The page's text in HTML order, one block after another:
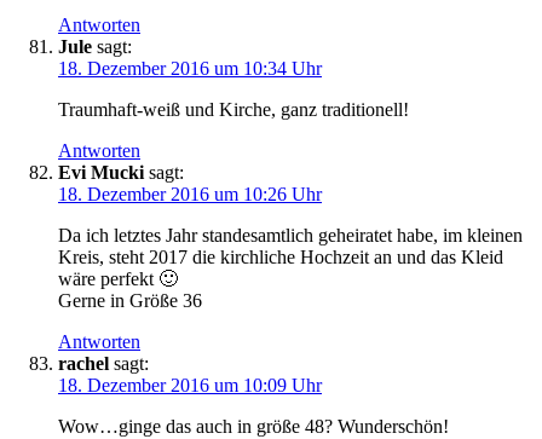
Antworten
Jule sagt:
18. Dezember 2016 um 10:34 Uhr
Traumhaft-weiß und Kirche, ganz traditionell!
Antworten
Evi Mucki sagt:
18. Dezember 2016 um 10:26 Uhr
Da ich letztes Jahr standesamtlich geheiratet habe, im kleinen
Kreis, steht 2017 die kirchliche Hochzeit an und das Kleid
wäre perfekt 🙂
Gerne in Größe 36
Antworten
rachel sagt:
18. Dezember 2016 um 10:09 Uhr
Wow…ginge das auch in größe 48? Wunderschön!